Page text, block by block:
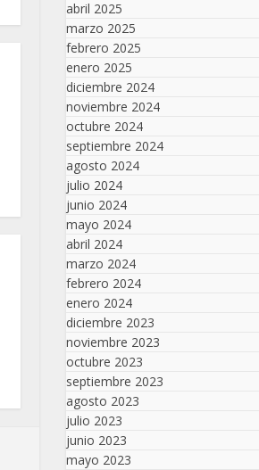
abril 2025
marzo 2025
febrero 2025
enero 2025
diciembre 2024
noviembre 2024
octubre 2024
septiembre 2024
agosto 2024
julio 2024
junio 2024
mayo 2024
abril 2024
marzo 2024
febrero 2024
enero 2024
diciembre 2023
noviembre 2023
octubre 2023
septiembre 2023
agosto 2023
julio 2023
junio 2023
mayo 2023